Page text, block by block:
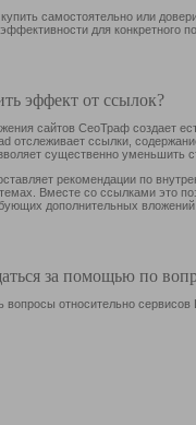
самостоятельно или
для конкретного
эффект от ссылок?
сайтов СеоТраф создает
отслеживает ссылки,
существенно уменьшить
рекомендации по
Вместе со ссылками это
дополнительных вложений.
за помощью по
вопросы относительно